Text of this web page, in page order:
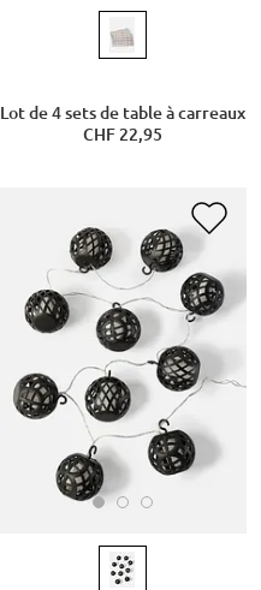
Lot de 4 sets de table à carreaux
CHF 22,95